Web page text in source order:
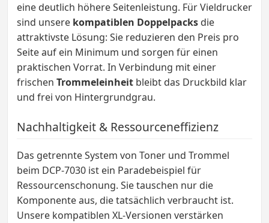
eine deutlich höhere Seitenleistung. Für Vieldrucker
sind unsere kompatiblen Doppelpacks die
attraktivste Lösung: Sie reduzieren den Preis pro
Seite auf ein Minimum und sorgen für einen
praktischen Vorrat. In Verbindung mit einer
frischen Trommeleinheit bleibt das Druckbild klar
und frei von Hintergrundgrau.
Nachhaltigkeit & Ressourceneffizienz
Das getrennte System von Toner und Trommel
beim DCP-7030 ist ein Paradebeispiel für
Ressourcenschonung. Sie tauschen nur die
Komponente aus, die tatsächlich verbraucht ist.
Unsere kompatiblen XL-Versionen verstärken